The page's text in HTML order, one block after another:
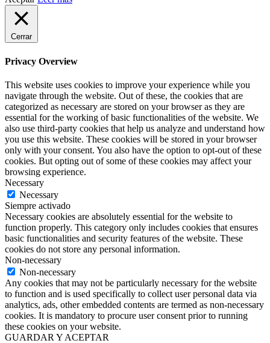
Cerrar
Privacy Overview
This website uses cookies to improve your experience while you
navigate through the website. Out of these, the cookies that are
categorized as necessary are stored on your browser as they are
essential for the working of basic functionalities of the website. We
also use third-party cookies that help us analyze and understand how
you use this website. These cookies will be stored in your browser
only with your consent. You also have the option to opt-out of these
cookies. But opting out of some of these cookies may affect your
browsing experience.
Necessary
Necessary
Siempre activado
Necessary cookies are absolutely essential for the website to
function properly. This category only includes cookies that ensures
basic functionalities and security features of the website. These
cookies do not store any personal information.
Non-necessary
Non-necessary
Any cookies that may not be particularly necessary for the website
to function and is used specifically to collect user personal data via
analytics, ads, other embedded contents are termed as non-necessary
cookies. It is mandatory to procure user consent prior to running
these cookies on your website.
GUARDAR Y ACEPTAR